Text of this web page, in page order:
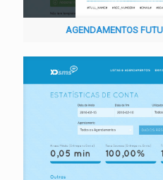
AGENDAMENTOS